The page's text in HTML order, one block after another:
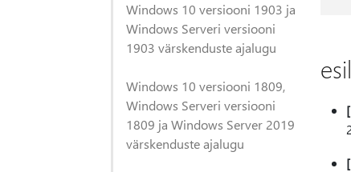
Windows 10 versiooni 1903 ja
Windows Serveri versiooni
1903 värskenduste ajalugu
Windows 10 versiooni 1809,
Windows Serveri versiooni
1809 ja Windows Server 2019
värskenduste ajalugu